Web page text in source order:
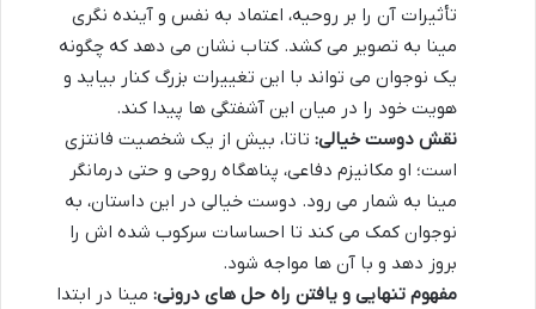
تأثیرات آن را بر روحیه، اعتماد به نفس و آینده نگری
مینا به تصویر می کشد. کتاب نشان می دهد که چگونه
یک نوجوان می تواند با این تغییرات بزرگ کنار بیاید و
هویت خود را در میان این آشفتگی ها پیدا کند.
نقش دوست خیالی: تاتا، بیش از یک شخصیت فانتزی
است؛ او مکانیزم دفاعی، پناهگاه روحی و حتی درمانگر
مینا به شمار می رود. دوست خیالی در این داستان، به
نوجوان کمک می کند تا احساسات سرکوب شده اش را
بروز دهد و با آن ها مواجه شود.
مفهوم تنهایی و یافتن راه حل های درونی: مینا در ابتدا